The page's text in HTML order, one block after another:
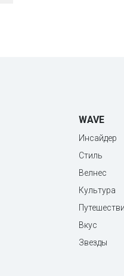
WAVE
Инсайдер
Стиль
Велнес
Культура
Вкус
Звезды